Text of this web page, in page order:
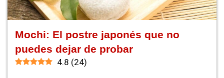
Mochi: El postre japonés que no
puedes dejar de probar
4.8 (24)